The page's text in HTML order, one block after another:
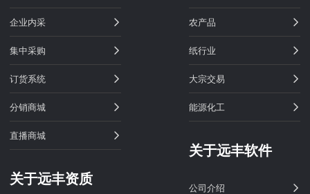
企业内采
集中采购
订货系统
分销商城
直播商城
关于远丰资质
农产品
纸行业
大宗交易
能源化工
关于远丰软件
公司介绍